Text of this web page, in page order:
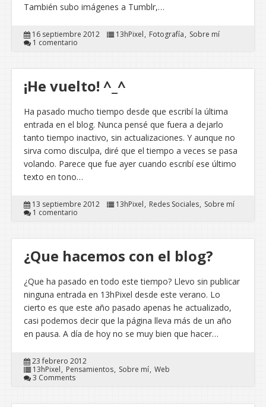
También subo imágenes a Tumblr,…
16 septiembre 2012 13hPixel Fotografía
Sobre mí
1 comentario
¡He vuelto! ^_^
Ha pasado mucho tiempo desde que escribí la última
entrada en el blog. Nunca pensé que fuera a dejarlo
tanto tiempo inactivo, sin actualizaciones. Y aunque no
sirva como disculpa, diré que el tiempo a veces se pasa
volando. Parece que fue ayer cuando escribí ese último
texto en tono…
13 septiembre 2012 13hPixel Redes Sociales Sobre mí
1 comentario
¿Que hacemos con el blog?
¿Que ha pasado en todo este tiempo? Llevo sin publicar
ninguna entrada en 13hPixel desde este verano. Lo
cierto es que este año pasado apenas he actualizado,
casi podemos decir que la página lleva más de un año
en pausa. A día de hoy no se muy bien que hacer…
23 febrero 2012
13hPixel
Pensamientos Sobre mí Web
3 Comments